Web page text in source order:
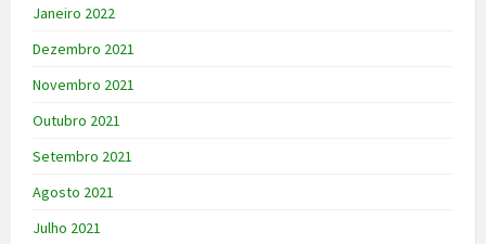
Janeiro 2022
Dezembro 2021
Novembro 2021
Outubro 2021
Setembro 2021
Agosto 2021
Julho 2021